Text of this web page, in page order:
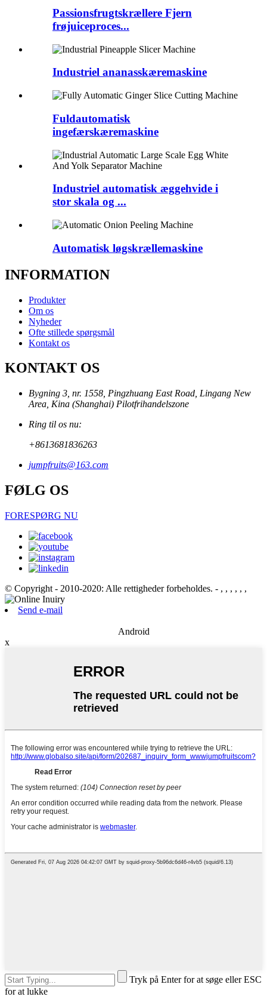
Passionsfrugtskrællere Fjern
frøjuiceproces...
Industriel ananasskæremaskine
Fuldautomatisk
ingefærskæremaskine
Industriel automatisk æggehvide i
stor skala og ...
Automatisk løgskrællemaskine
INFORMATION
Produkter
Om os
Nyheder
Ofte stillede spørgsmål
Kontakt os
KONTAKT OS
Bygning 3, nr. 1558, Pingzhuang East Road, Lingang New
Area, Kina (Shanghai) Pilotfrihandelszone
Ring til os nu:
+8613681836263
jumpfruits@163.com
FØLG OS
FORESPØRG NU
© Copyright - 2010-2020: Alle rettigheder forbeholdes. - , , , , , ,
Send e-mail
Android
x
Tryk på Enter for at søge eller ESC
for at lukke